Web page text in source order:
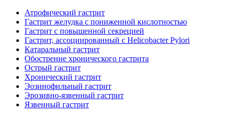
Атрофический гастрит
Гастрит желудка с пониженной кислотностью
Гастрит с повышенной секрецией
Гастрит, ассоциированный с Helicobacter Pylori
Катаральный гастрит
Обострение хронического гастрита
Острый гастрит
Хронический гастрит
Эозинофильный гастрит
Эрозивно-язвенный гастрит
Язвенный гастрит